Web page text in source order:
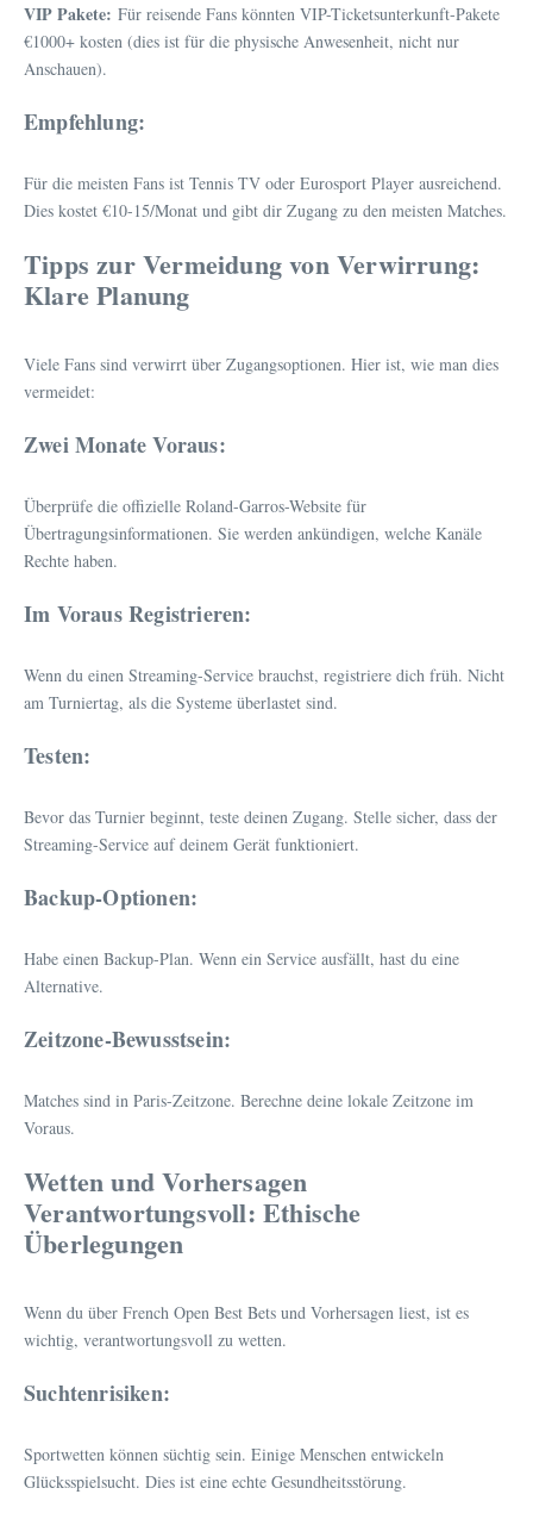
VIP Pakete: Für reisende Fans könnten VIP-Ticketsunterkunft-Pakete
€1000+ kosten (dies ist für die physische Anwesenheit, nicht nur
Anschauen).
Empfehlung:
Für die meisten Fans ist Tennis TV oder Eurosport Player ausreichend.
Dies kostet €10-15/Monat und gibt dir Zugang zu den meisten Matches.
Tipps zur Vermeidung von Verwirrung:
Klare Planung
Viele Fans sind verwirrt über Zugangsoptionen. Hier ist, wie man dies
vermeidet:
Zwei Monate Voraus:
Überprüfe die offizielle Roland-Garros-Website für
Übertragungsinformationen. Sie werden ankündigen, welche Kanäle
Rechte haben.
Im Voraus Registrieren:
Wenn du einen Streaming-Service brauchst, registriere dich früh. Nicht
am Turniertag, als die Systeme überlastet sind.
Testen:
Bevor das Turnier beginnt, teste deinen Zugang. Stelle sicher, dass der
Streaming-Service auf deinem Gerät funktioniert.
Backup-Optionen:
Habe einen Backup-Plan. Wenn ein Service ausfällt, hast du eine
Alternative.
Zeitzone-Bewusstsein:
Matches sind in Paris-Zeitzone. Berechne deine lokale Zeitzone im
Voraus.
Wetten und Vorhersagen
Verantwortungsvoll: Ethische
Überlegungen
Wenn du über French Open Best Bets und Vorhersagen liest, ist es
wichtig, verantwortungsvoll zu wetten.
Suchtenrisiken:
Sportwetten können süchtig sein. Einige Menschen entwickeln
Glücksspielsucht. Dies ist eine echte Gesundheitsstörung.